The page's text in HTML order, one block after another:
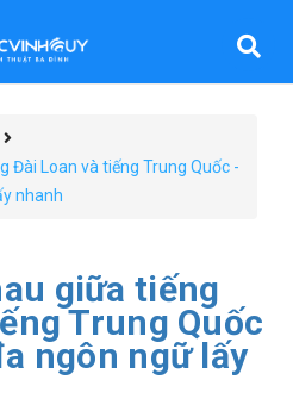
Đài Loan và tiếng Trung Quốc -
nhanh
giữa tiếng
Trung Quốc
ngôn ngữ lấy